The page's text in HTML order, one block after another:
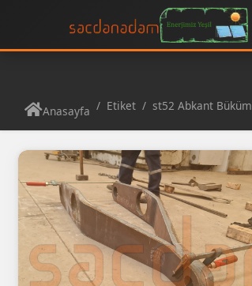
Anasayfa Etiket st52 Abkant Büküm